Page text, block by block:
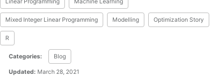
Mixed Integer Linear Programming Modelling Optimization Story
R
Categories: Blog
Updated: March 28, 2021